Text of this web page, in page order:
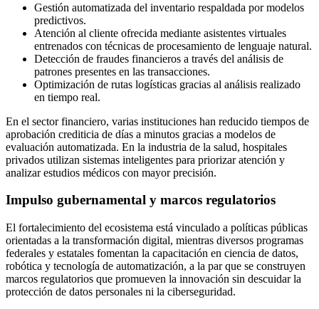
Gestión automatizada del inventario respaldada por modelos
predictivos.
Atención al cliente ofrecida mediante asistentes virtuales
entrenados con técnicas de procesamiento de lenguaje natural.
Detección de fraudes financieros a través del análisis de
patrones presentes en las transacciones.
Optimización de rutas logísticas gracias al análisis realizado
en tiempo real.
En el sector financiero, varias instituciones han reducido tiempos de
aprobación crediticia de días a minutos gracias a modelos de
evaluación automatizada. En la industria de la salud, hospitales
privados utilizan sistemas inteligentes para priorizar atención y
analizar estudios médicos con mayor precisión.
Impulso gubernamental y marcos regulatorios
El fortalecimiento del ecosistema está vinculado a políticas públicas
orientadas a la transformación digital, mientras diversos programas
federales y estatales fomentan la capacitación en ciencia de datos,
robótica y tecnología de automatización, a la par que se construyen
marcos regulatorios que promueven la innovación sin descuidar la
protección de datos personales ni la ciberseguridad.